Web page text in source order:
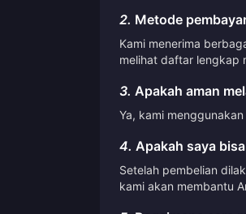
2. Metode
Kami menerima
melihat daftar lengkap
3. Apakah aman
Ya, kami
4. Apakah saya
Setelah pembelian
kami akan membantu